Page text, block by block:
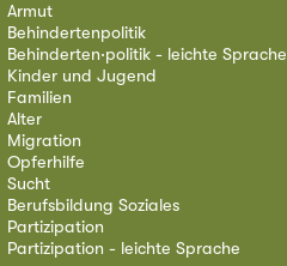
Armut
Behindertenpolitik
Behinderten·politik - leichte Sprache
Kinder und Jugend
Familien
Alter
Migration
Opferhilfe
Sucht
Berufsbildung Soziales
Partizipation
Partizipation - leichte Sprache